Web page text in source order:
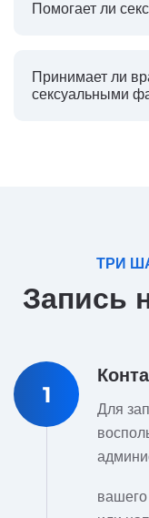
Помогает ли
Принимает ли
сексуальными
ТРИ
Запись
1
Для
вашего